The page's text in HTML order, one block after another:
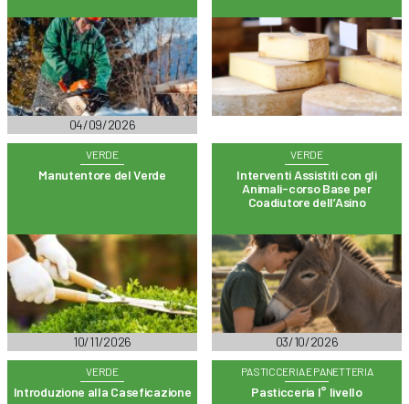
04/09/2026
VERDE
Manutentore del Verde
10/11/2026
VERDE
Interventi Assistiti con gli
Animali-corso Base per
Coadiutore dell’Asino
03/10/2026
VERDE
Introduzione alla Caseficazione
PASTICCERIA E PANETTERIA
Pasticceria I° livello